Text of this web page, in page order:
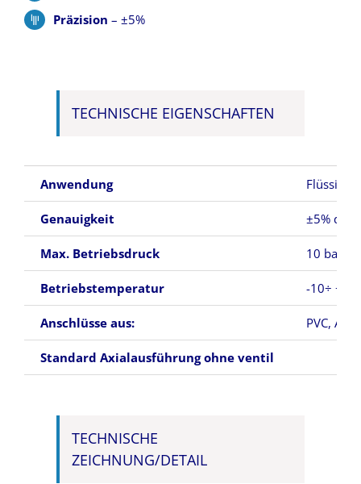
Präzision – ±5%
TECHNISCHE EIGENSCHAFTEN
Anwendung
Genauigkeit ±5% des
Max. Betriebsdruck 10 bar
Betriebstemperatur -10÷
Anschlüsse aus: PVC,
Standard Axialausführung ohne ventil
TECHNISCHE
ZEICHNUNG/DETAIL